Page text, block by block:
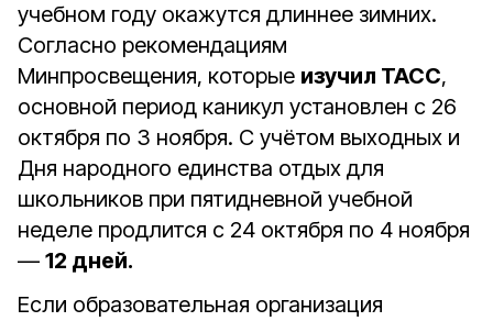
учебном году окажутся длиннее зимних.
Согласно рекомендациям
Минпросвещения, которые изучил ТАСС,
основной период каникул установлен с 26
октября по 3 ноября. С учётом выходных и
Дня народного единства отдых для
школьников при пятидневной учебной
неделе продлится с 24 октября по 4 ноября
— 12 дней.
Если образовательная организация